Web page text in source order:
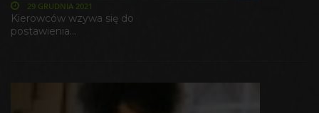
Kierowców wzywa się do
postawienia...
29 GRUDNIA 2021